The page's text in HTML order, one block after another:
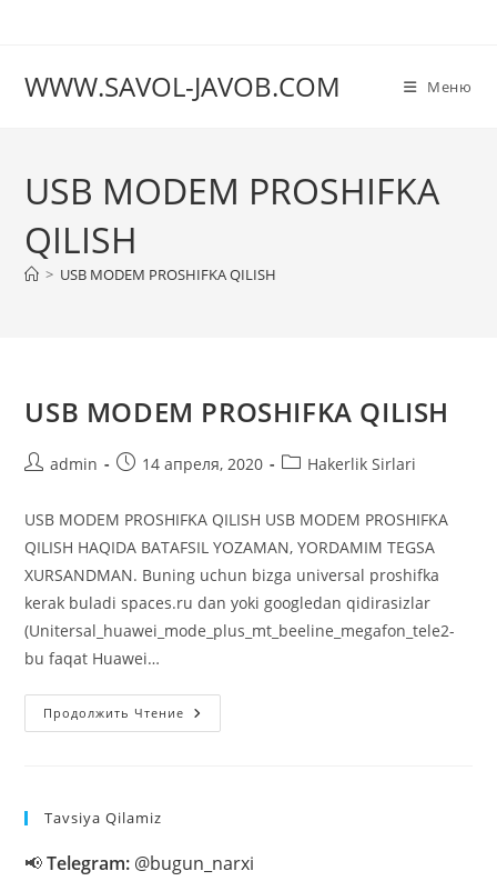
WWW.SAVOL-JAVOB.COM Меню
USB MODEM PROSHIFKA
QILISH
> USB MODEM PROSHIFKA QILISH
USB MODEM PROSHIFKA QILISH
Авторadmin
Запись14 апреля, 2020
Рубрика
Hakerlik Sirlari
USB MODEM PROSHIFKA QILISH USB MODEM PROSHIFKA
QILISH HAQIDA BATAFSIL YOZAMAN, YORDAMIM TEGSA
XURSANDMAN. Buning uchun bizga universal proshifka
kerak buladi spaces.ru dan yoki googledan qidirasizlar
(Unitersal_huawei_mode_plus_mt_beeline_megafon_tele2-
bu faqat Huawei…
Продолжить Чтение USB
MODEM
Tavsiya Qilamiz
📢Telegram: @bugun_narxi